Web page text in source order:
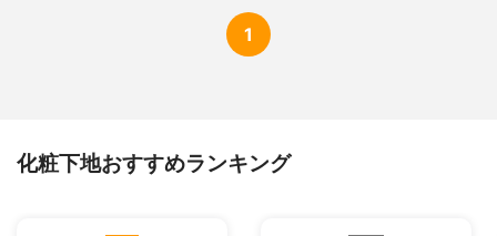
1
化粧下地おすすめランキング